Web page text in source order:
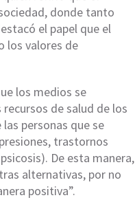
donde tanto
el papel que el
los valores de
los medios se
de salud de los
personas que se
trastornos
De esta manera,
alternativas, por no
positiva”.